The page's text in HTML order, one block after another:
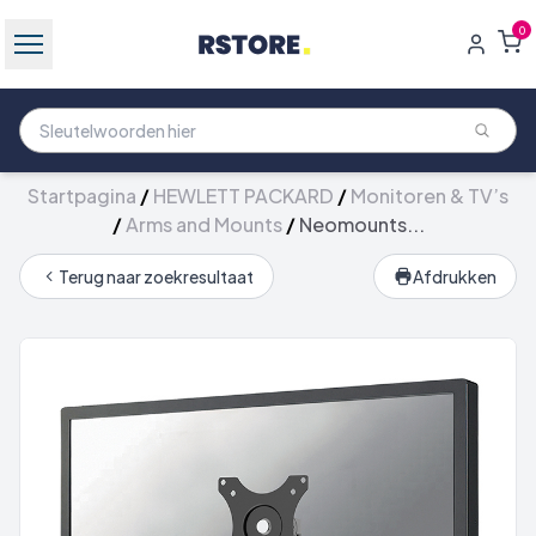
0
Startpagina /HEWLETT PACKARD /Monitoren & TV’s
/Arms and Mounts/Neomounts...
Terug naar zoekresultaat Afdrukken